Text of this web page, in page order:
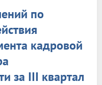
по
кадровой
за III квартал